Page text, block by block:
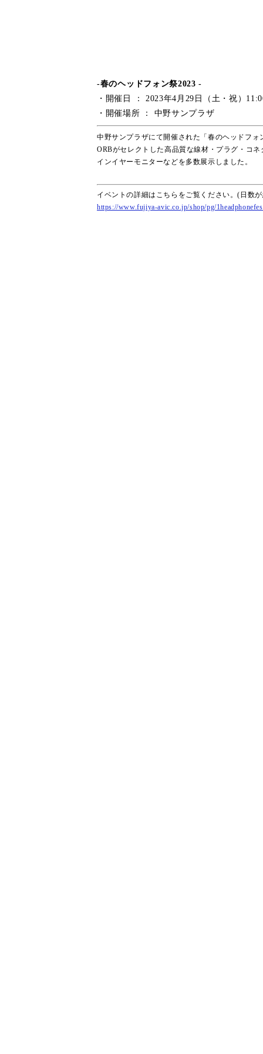
-春のヘッドフォン祭2023 -
・開催日 ： 2023年4月29日（土・祝）
・開催場所 ： 中野サンプラザ
中野サンプラザにて開催された「春のヘッドフォ
ORBがセレクトした高品質な線材・プラグ・コ
インイヤーモニターなどを多数展示しました。
イベントの詳細はこちらをご覧ください。(日数
https://www.fujiya-avic.co.jp/shop/pg/